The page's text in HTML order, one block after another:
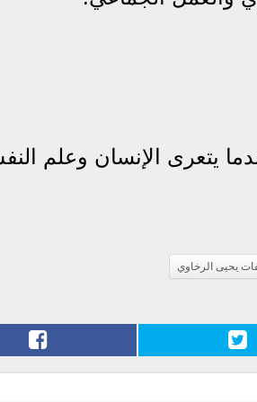
يتعرى الإنسان وعلم
يحيى الرخاوي